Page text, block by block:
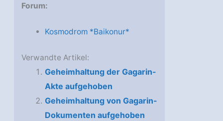
Forum:
Kosmodrom *Baikonur*
Verwandte Artikel:
Geheimhaltung der Gagarin-
Akte aufgehoben
Geheimhaltung von Gagarin-
Dokumenten aufgehoben